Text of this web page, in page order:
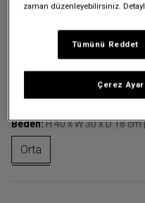
Renk:Tarp Black2
Beden:H 40 x W 30 x D 18 cm
Orta
zaman düzenleyebilirsiniz.
Çerez
Tümünü Reddet